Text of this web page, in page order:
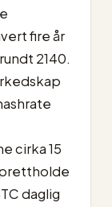
fire år
2140.
cirka 15
daglig